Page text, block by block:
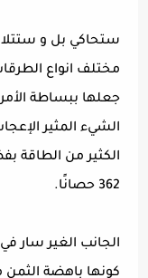
مختلف انواع
جعلها ببساطة الأمر
الشيء المثير
الكثير من الطاقة
362 حصانًا.
الجانب الغير سار
كونها باهضة